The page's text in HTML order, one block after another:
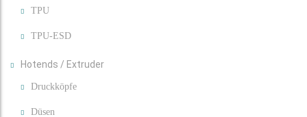
TPU
TPU-ESD
Hotends / Extruder
Druckköpfe
Düsen